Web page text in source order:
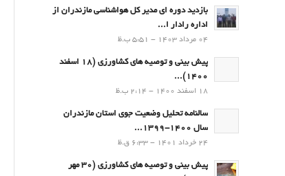
بازدید دوره ای مدیر کل هواشناسی مازندران از
اداره رادار ا...
04 مرداد 1403 - 5:51 ب.ظ
پیش بینی و توصیه های کشاورزی (18 اسفند
1400)...
18 اسفند 1400 - 2:14 ب.ظ
سالنامه تحلیل وضعیت جوی استان مازندران
سال 1400-1399...
24 خرداد 1401 - 6:33 ق.ظ
پیش بینی و توصیه های کشاورزی (30 مهر